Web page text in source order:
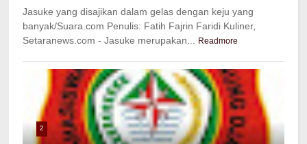
Jasuke yang disajikan dalam gelas dengan keju yang
banyak/Suara.com Penulis: Fatih Fajrin Faridi Kuliner,
Setaranews.com - Jasuke merupakan...
Readmore
2